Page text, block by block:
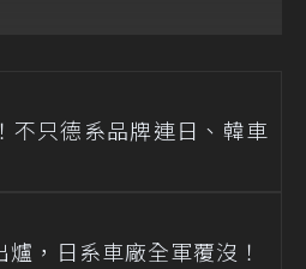
不只德系品牌連日、韓車
，日系車廠全軍覆沒！